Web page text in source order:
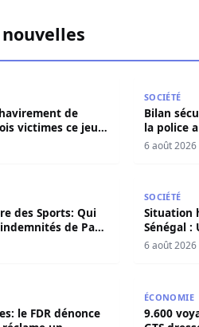
de
ce jeudi
SOCIÉTÉ
Bilan
la police
quantité
6 août 2026
des Sports: Qui
de Pape
SOCIÉTÉ
Situation
Sénégal :
24 heures
6 août 2026
le FDR dénonce
ÉCONOMIE
9.600